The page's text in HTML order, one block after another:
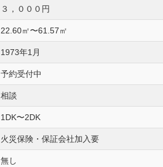
３，０００円
22.60㎡〜61.57㎡
1973年1月
予約受付中
相談
1DK〜2DK
火災保険・保証会社加入要
無し